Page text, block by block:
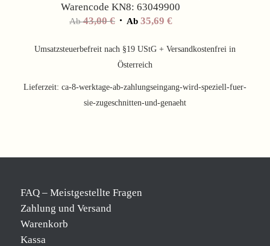
Warencode KN8: 63049900
Ab43,00€ Ab 35,69 €
Umsatzsteuerbefreit nach §19 UStG + Versandkostenfrei in
Österreich
Lieferzeit: ca-8-werktage-ab-zahlungseingang-wird-speziell-fuer-
sie-zugeschnitten-und-genaeht
FAQ – Meistgestellte Fragen
Zahlung und Versand
Warenkorb
Kassa